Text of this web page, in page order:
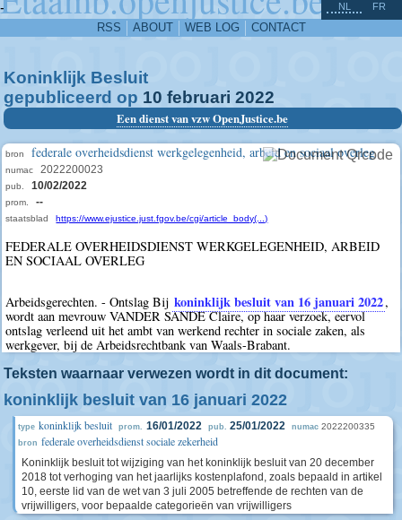
-
RSS ABOUT WEB LOG CONTACT
NL FR
Koninklijk Besluit
gepubliceerd op 10 februari 2022
Een dienst van vzw OpenJustice.be
bron federale overheidsdienst werkgelegenheid, arbeid en sociaal overleg
numac 2022200023
pub. 10/02/2022
prom. --
staatsblad https://www.ejustice.just.fgov.be/cgi/article_body(...)
FEDERALE OVERHEIDSDIENST WERKGELEGENHEID, ARBEID
EN SOCIAAL OVERLEG
Arbeidsgerechten. - Ontslag Bij koninklijk besluit van 16 januari 2022,
wordt aan mevrouw VANDER SANDE Claire, op haar verzoek, eervol
ontslag verleend uit het ambt van werkend rechter in sociale zaken, als
werkgever, bij de Arbeidsrechtbank van Waals-Brabant.
Teksten waarnaar verwezen wordt in dit document:
koninklijk besluit van 16 januari 2022
type koninklijk besluit prom. 16/01/2022 pub. 25/01/2022 numac 2022200335
bron federale overheidsdienst sociale zekerheid
Koninklijk besluit tot wijziging van het koninklijk besluit van 20 december
2018 tot verhoging van het jaarlijks kostenplafond, zoals bepaald in artikel
10, eerste lid van de wet van 3 juli 2005 betreffende de rechten van de
vrijwilligers, voor bepaalde categorieën van vrijwilligers
^